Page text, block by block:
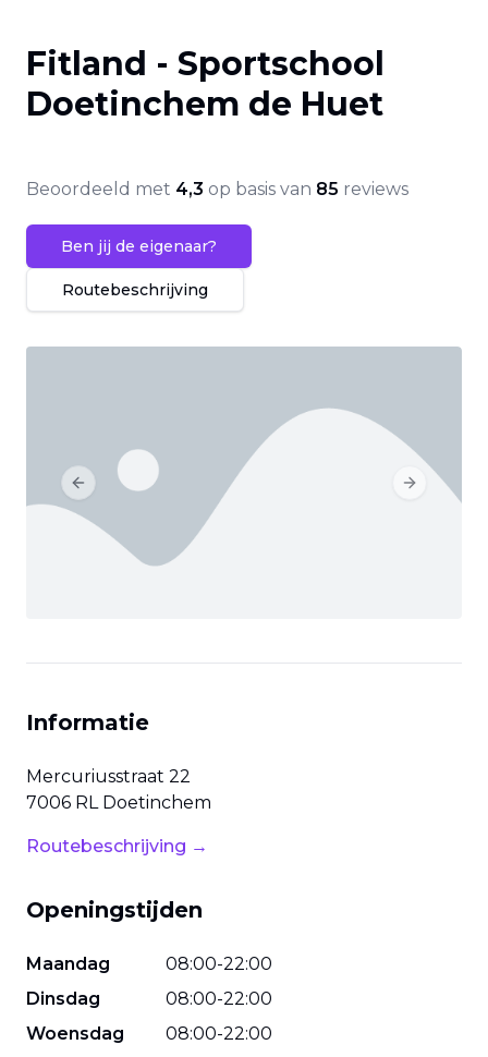
Fitland - Sportschool
Doetinchem de Huet
Beoordeeld met 4,3 op basis van 85 reviews
Ben jij de eigenaar?
Routebeschrijving
Previous slide Next slide
Informatie
Mercuriusstraat 22
7006 RL Doetinchem
Routebeschrijving →
Openingstijden
Maandag 08:00-22:00
Dinsdag
08:00-22:00
Woensdag
08:00-22:00